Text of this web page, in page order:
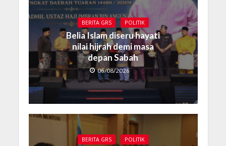
BERITA GRS POLITIK
Belia Islam diseru hayati
nilai hijrah demi masa
depan Sabah
06/08/2026
BERITA GRS POLITIK